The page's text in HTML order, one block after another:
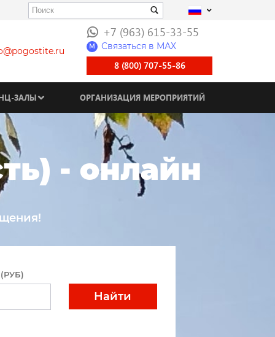
+7 (963) 615-33-55
M Связаться в МАХ
8 (800) 707-55-86
ЗАЛЫ ОРГАНИЗАЦИЯ МЕРОПРИЯТИЙ
- онлайн
Найти